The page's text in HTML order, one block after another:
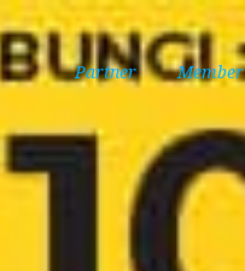
Partner Member